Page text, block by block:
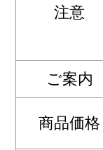
注意
ご案内
商品価格